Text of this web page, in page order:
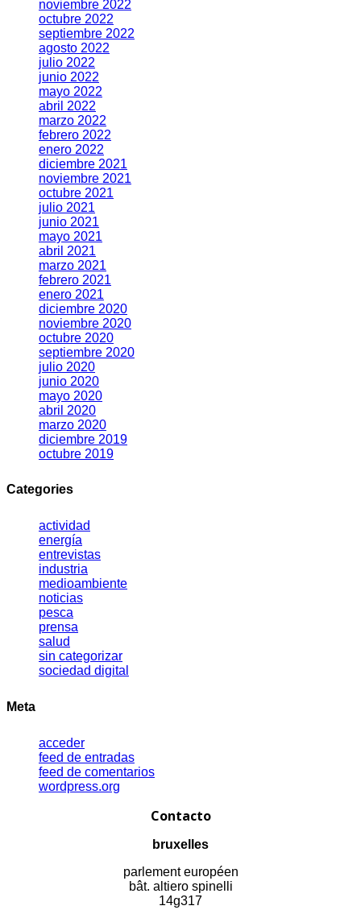
noviembre 2022
octubre 2022
septiembre 2022
agosto 2022
julio 2022
junio 2022
mayo 2022
abril 2022
marzo 2022
febrero 2022
enero 2022
diciembre 2021
noviembre 2021
octubre 2021
julio 2021
junio 2021
mayo 2021
abril 2021
marzo 2021
febrero 2021
enero 2021
diciembre 2020
noviembre 2020
octubre 2020
septiembre 2020
julio 2020
junio 2020
mayo 2020
abril 2020
marzo 2020
diciembre 2019
octubre 2019
Categories
actividad
energía
entrevistas
industria
medioambiente
noticias
pesca
prensa
salud
sin categorizar
sociedad digital
Meta
acceder
feed de entradas
feed de comentarios
wordpress.org
Contacto
bruxelles
parlement européen
bât. altiero spinelli
14g317